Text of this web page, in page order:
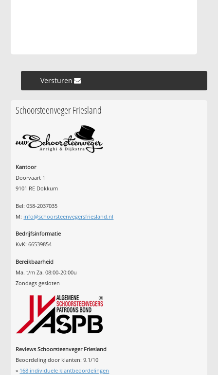
Versturen »
Schoorsteenveger Friesland
Kantoor
Doorvaart 1
9101 RE Dokkum
Bel: 058-2037035
M: info@schoorsteenvegersfriesland.nl
Bedrijfsinformatie
KvK: 66539854
Bereikbaarheid
Ma. t/m Za. 08:00-20:00u
Zondags gesloten
Reviews Schoorsteenveger Friesland
Beoordeling door klanten:9.1/10
» 168 individuele klantbeoordelingen